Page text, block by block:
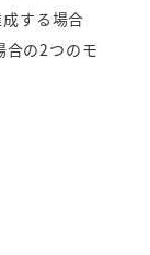
する場合
合の2つのモ